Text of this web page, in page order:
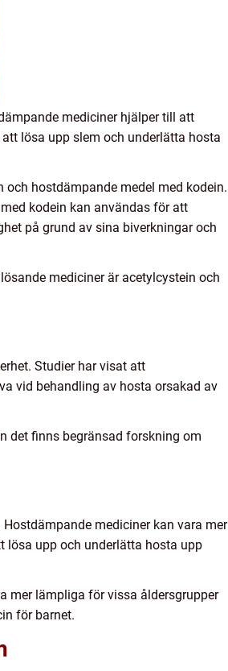
mediciner hjälper till att
lösa upp slem och underlätta hosta
hostdämpande medel med kodein.
kodein kan användas för att
på grund av sina biverkningar och
mediciner är acetylcystein och
Studier har visat att
vid behandling av hosta orsakad av
det finns begränsad forskning om
mediciner kan vara mer
lösa upp och underlätta hosta upp
mer lämpliga för vissa åldersgrupper
för barnet.